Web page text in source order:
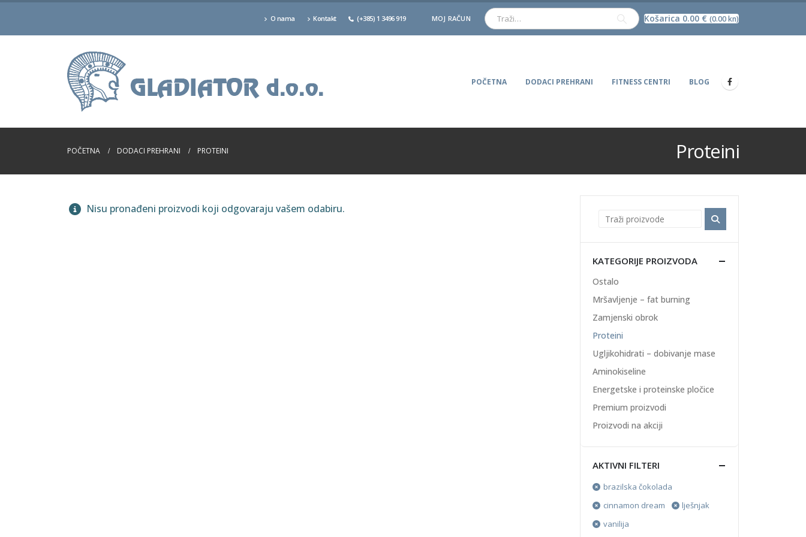
O nama Kontakt (+385) 1 3496 919 MOJ RAČUN Košarica 0.00 € (0.00 kn)
POČETNA DODACI PREHRANI FITNESS CENTRI BLOG
POČETNA DODACI PREHRANI PROTEINI Proteini
Nisu pronađeni proizvodi koji odgovaraju vašem odabiru.
KATEGORIJE PROIZVODA
Ostalo
Mršavljenje – fat burning
Zamjenski obrok
Proteini
Ugljikohidrati – dobivanje mase
Aminokiseline
Energetske i proteinske pločice
Premium proizvodi
Proizvodi na akciji
AKTIVNI FILTERI
brazilska čokolada
cinnamon dream
lješnjak
vanilija